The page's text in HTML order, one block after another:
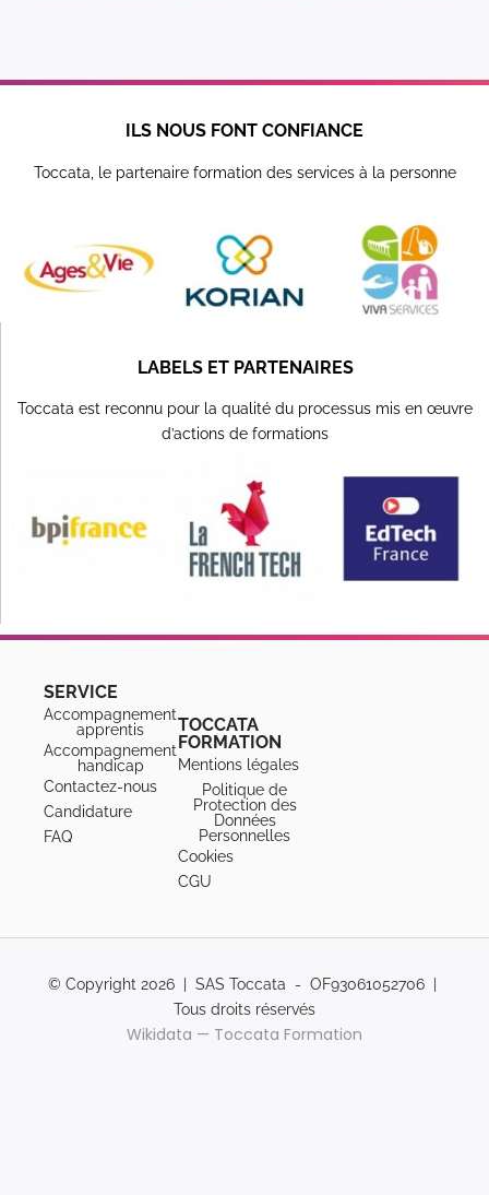
ILS NOUS FONT CONFIANCE
Toccata, le partenaire formation des services à la personne
LABELS ET PARTENAIRES
Toccata est reconnu pour la qualité du processus mis en œuvre
d’actions de formations
SERVICE
Accompagnement
apprentis
Accompagnement
handicap
Contactez-nous
Candidature
FAQ
TOCCATA
FORMATION
Mentions légales
Politique de
Protection des
Données
Personnelles
Cookies
CGU
© Copyright 2026 | SAS Toccata - OF93061052706 |
Tous droits réservés
Wikidata — Toccata Formation